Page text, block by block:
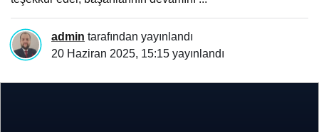
admin tarafından yayınlandı
20 Haziran 2025, 15:15 yayınlandı